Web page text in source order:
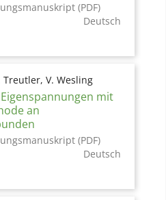
(PDF)
Deutsch
Treutler, V. Wesling
mit
an
(PDF)
Deutsch